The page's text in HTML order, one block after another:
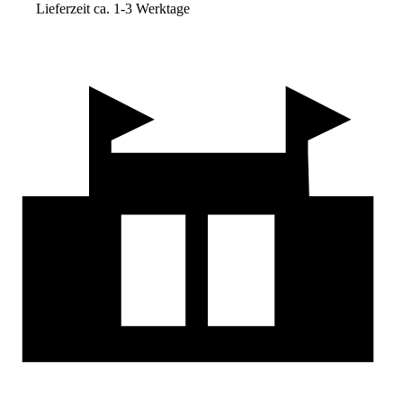
Lieferzeit ca. 1-3 Werktage